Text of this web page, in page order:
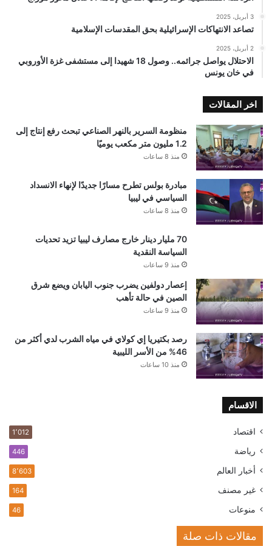
3 أبريل، 2025
تصاعد الانتهاكات الإسرائيلية بحق المقدسات الإسلامية
2 أبريل، 2025
الاحتلال يواصل جرائمه.. وصول 18 شهيدا إلى مستشفى غزة الأوروبي
في خان يونس
اخر المقالات
منظومة السرير بالنهر الصناعي تبحث رفع إنتاج إلى
1.2 مليون متر مكعب يوميًا
منذ 8 ساعات
مبادرة بولس تطرح مسارًا جديدًا لإنهاء الانسداد
السياسي في ليبيا
منذ 8 ساعات
70 مليار دينار خارج مصارف ليبيا تزيد تحديات
السياسة النقدية
منذ 9 ساعات
إعصار دولفين يضرب جنوب اليابان ويضع شرق
الصين في حالة تأهب
منذ 9 ساعات
رصد بكتيريا إي كولاي في مياه الشرب لدي أكثر من
46% من الأسر الليبية
منذ 10 ساعات
الاقسام
اقتصاد 1٬012
رياضة 446
أخبار العالم 8٬603
غير مصنف 164
منوعات 46
مقالات ذات صلة